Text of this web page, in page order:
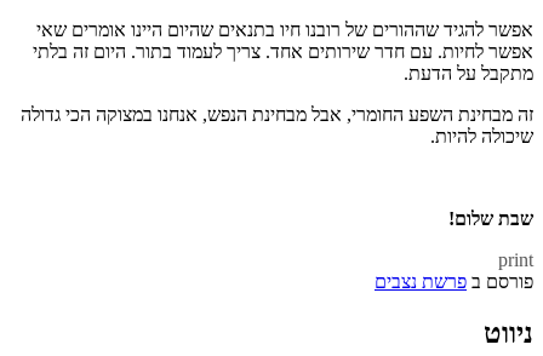
אפשר להגיד שההורים של רובנו חיו בתנאים שהיום היינו אומרים שאי
אפשר לחיות. עם חדר שירותים אחד. צריך לעמוד בתור. היום זה בלתי
מתקבל על הדעת.
זה מבחינת השפע החומרי, אבל מבחינת הנפש, אנחנו במצוקה הכי גדולה
שיכולה להיות.
שבת שלום!
print
פורסם ב פרשת נצבים
ניווט